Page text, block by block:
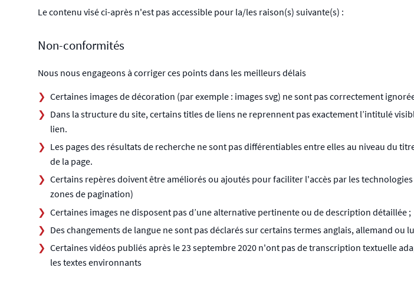
Le contenu visé ci-après n'est pas accessible pour la/les raison(s) suivante(s) :
Non-conformités
Nous nous engageons à corriger ces points dans les meilleurs délais
Certaines images de décoration (par exemple : images svg) ne sont pas correctement
Dans la structure du site, certains titles de liens ne reprennent pas exactement l’intitulé
lien.
Les pages des résultats de recherche ne sont pas différentiables entre elles au niveau du
de la page.
Certains repères doivent être améliorés ou ajoutés pour faciliter l'accès par les
zones de pagination)
Certaines images ne disposent pas d’une alternative pertinente ou de description détaillée ;
Des changements de langue ne sont pas déclarés sur certains termes anglais, allemand ou
Certaines vidéos publiés après le 23 septembre 2020 n'ont pas de transcription textuelle
les textes environnants